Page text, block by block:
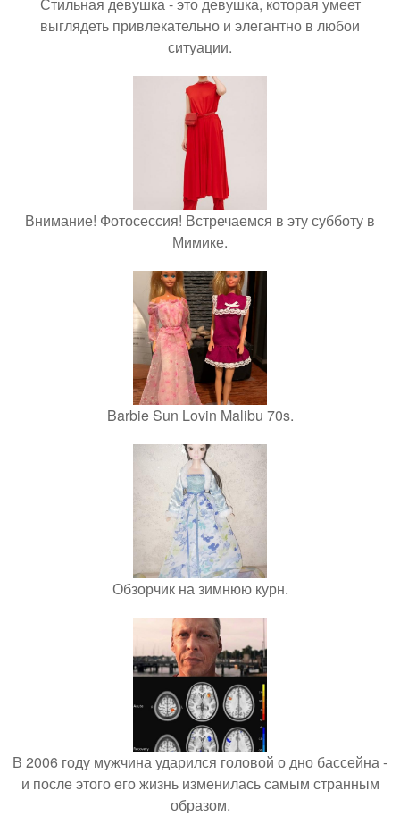
выглядеть привлекательно и элегантно в любои
ситуации.
Внимание! Фотосессия! Встречаемся в эту субботу в
Мимике.
Barbie Sun Lovin Malibu 70s.
Обзорчик на зимнюю курн.
В 2006 году мужчина ударился головой о дно бассейна -
и после этого его жизнь изменилась самым странным
образом.